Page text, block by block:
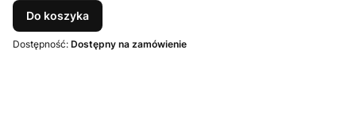
Do koszyka
Dostępność: Dostępny na zamówienie